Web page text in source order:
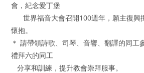
會，紀念愛丁堡
世界福音大會召開100週年，願主復興
懷抱。
＊ 請帶領詩歌、司琴、音響、翻譯的同工
禮拜六的同工
分享和訓練，提升教會崇拜